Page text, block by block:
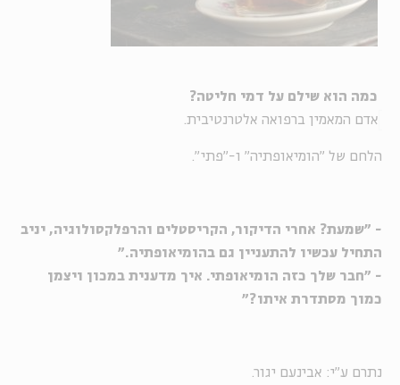
כמה הוא שילם על דמי חליטה?
אדם המאמין ברפואה אלטרנטיבית.
הלחם של "הומיאופתיה" ו-"פתי".
- "שמעת? אחרי הדיקור, הקריסטלים והרפלקסולוגיה, יניב
התחיל עכשיו להתעניין גם בהומיאופתיה."
- "חבר שלך כזה הומיאופתי. איך מדענית במכון ויצמן
כמוך מסתדרת איתו?"
נתרם ע"י: אבינעם יגור.